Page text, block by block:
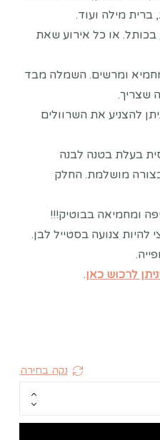
מילה ועוד.
או כל אירוע שאת
ומרשים. השמלה מבד
שצריך.
להצניע את השרוולים
בעלת בטנה לבנה
מושלמת. החלק
ומחמיאה בבוטיק!!!
צנועה בסטייל לבן.
לרכוש כאן.
נקה בחירה